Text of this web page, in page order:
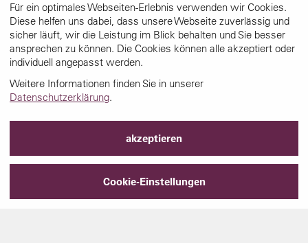
Für ein optimales Webseiten-Erlebnis verwenden wir Cookies.
Diese helfen uns dabei, dass unsere Webseite zuverlässig und
sicher läuft, wir die Leistung im Blick behalten und Sie besser
ansprechen zu können. Die Cookies können alle akzeptiert oder
individuell angepasst werden.
Weitere Informationen finden Sie in unserer
Datenschutzerklärung.
akzeptieren
Cookie-Einstellungen